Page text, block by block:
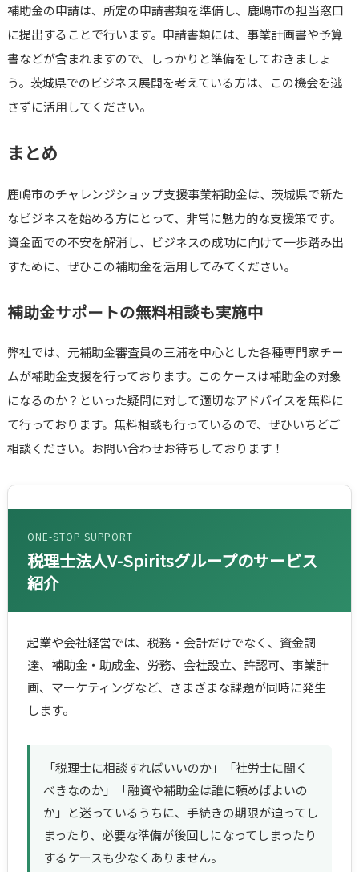
補助金の申請は、所定の申請書類を準備し、鹿嶋市の担当窓口
に提出することで行います。申請書類には、事業計画書や予算
書などが含まれますので、しっかりと準備をしておきましょ
う。茨城県でのビジネス展開を考えている方は、この機会を逃
さずに活用してください。
まとめ
鹿嶋市のチャレンジショップ支援事業補助金は、茨城県で新た
なビジネスを始める方にとって、非常に魅力的な支援策です。
資金面での不安を解消し、ビジネスの成功に向けて一歩踏み出
すために、ぜひこの補助金を活用してみてください。
補助金サポートの無料相談も実施中
弊社では、元補助金審査員の三浦を中心とした各種専門家チー
ムが補助金支援を行っております。このケースは補助金の対象
になるのか？といった疑問に対して適切なアドバイスを無料に
て行っております。無料相談も行っているので、ぜひいちどご
相談ください。お問い合わせお待ちしております！
ONE-STOP SUPPORT
税理士法人V-Spiritsグループのサービス
紹介
起業や会社経営では、税務・会計だけでなく、資金調
達、補助金・助成金、労務、会社設立、許認可、事業計
画、マーケティングなど、さまざまな課題が同時に発生
します。
「税理士に相談すればいいのか」「社労士に聞く
べきなのか」「融資や補助金は誰に頼めばよいの
か」と迷っているうちに、手続きの期限が迫ってし
まったり、必要な準備が後回しになってしまったり
するケースも少なくありません。